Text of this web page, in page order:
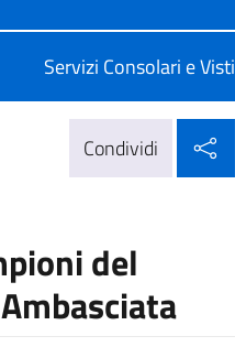
Servizi Consolari e Visti
Condividi
del